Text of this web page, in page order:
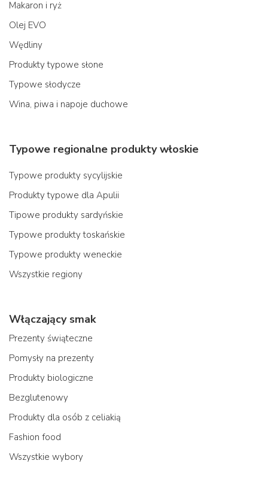
Makaron i ryż
Olej EVO
Wędliny
Produkty typowe słone
Typowe słodycze
Wina, piwa i napoje duchowe
Typowe regionalne produkty włoskie
Typowe produkty sycylijskie
Produkty typowe dla Apulii
Tipowe produkty sardyńskie
Typowe produkty toskańskie
Typowe produkty weneckie
Wszystkie regiony
Włączający smak
Prezenty świąteczne
Pomysły na prezenty
Produkty biologiczne
Bezglutenowy
Produkty dla osób z celiakią
Fashion food
Wszystkie wybory